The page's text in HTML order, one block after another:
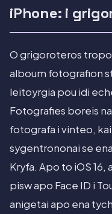
iPhone: i
O grigoroteros
alboum fotografion
leitoyrgia pou idi
Fotografies boreis
fotografa i vinteo,
sygentrononai se
Kryfa. Apo to iOS
pisw apo Face ID i
anigetai apo ena